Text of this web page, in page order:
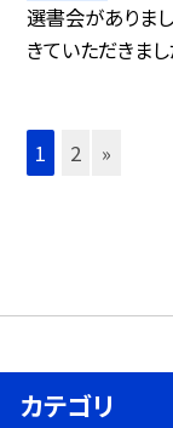
選書会がありま
きていただきまし
1 2 »
カテゴリ